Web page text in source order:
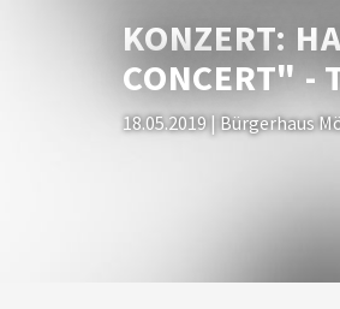
KONZERT:
CONCERT" -
18.05.2019 | Bürgerhaus